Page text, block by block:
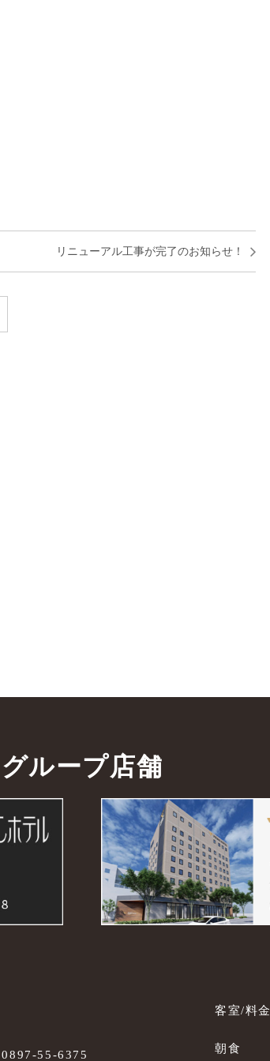
リニューアル工事が完了のお知らせ！
グループ店舗
55-6375
客室/料金
朝食